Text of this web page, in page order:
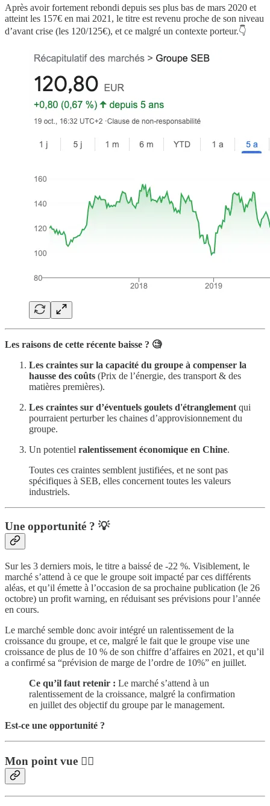
Après avoir fortement rebondi depuis ses plus bas de mars 2020 et
atteint les 157€ en mai 2021, le titre est revenu proche de son niveau
d’avant crise (les 120/125€), et ce malgré un contexte porteur.👇
Les raisons de cette récente baisse ? 🧐
Les craintes sur la capacité du groupe à compenser la
hausse des coûts (Prix de l’énergie, des transport & des
matières premières).
Les craintes sur d’éventuels goulets d'étranglement qui
pourraient perturber les chaines d’approvisionnement du
groupe.
Un potentiel ralentissement économique en Chine.
Toutes ces craintes semblent justifiées, et ne sont pas
spécifiques à SEB, elles concernent toutes les valeurs
industriels.
Une opportunité ? 💡
Sur les 3 derniers mois, le titre a baissé de -22 %. Visiblement, le
marché s’attend à ce que le groupe soit impacté par ces différents
aléas, et qu’il émette à l’occasion de sa prochaine publication (le 26
octobre) un profit warning, en réduisant ses prévisions pour l’année
en cours.
Le marché semble donc avoir intégré un ralentissement de la
croissance du groupe, et ce, malgré le fait que le groupe vise une
croissance de plus de 10 % de son chiffre d’affaires en 2021, et qu’il
a confirmé sa “prévision de marge de l’ordre de 10%” en juillet.
Ce qu’il faut retenir : Le marché s’attend à un
ralentissement de la croissance, malgré la confirmation
en juillet des objectif du groupe par le management.
Est-ce une opportunité ?
Mon point vue 👨‍⚖️